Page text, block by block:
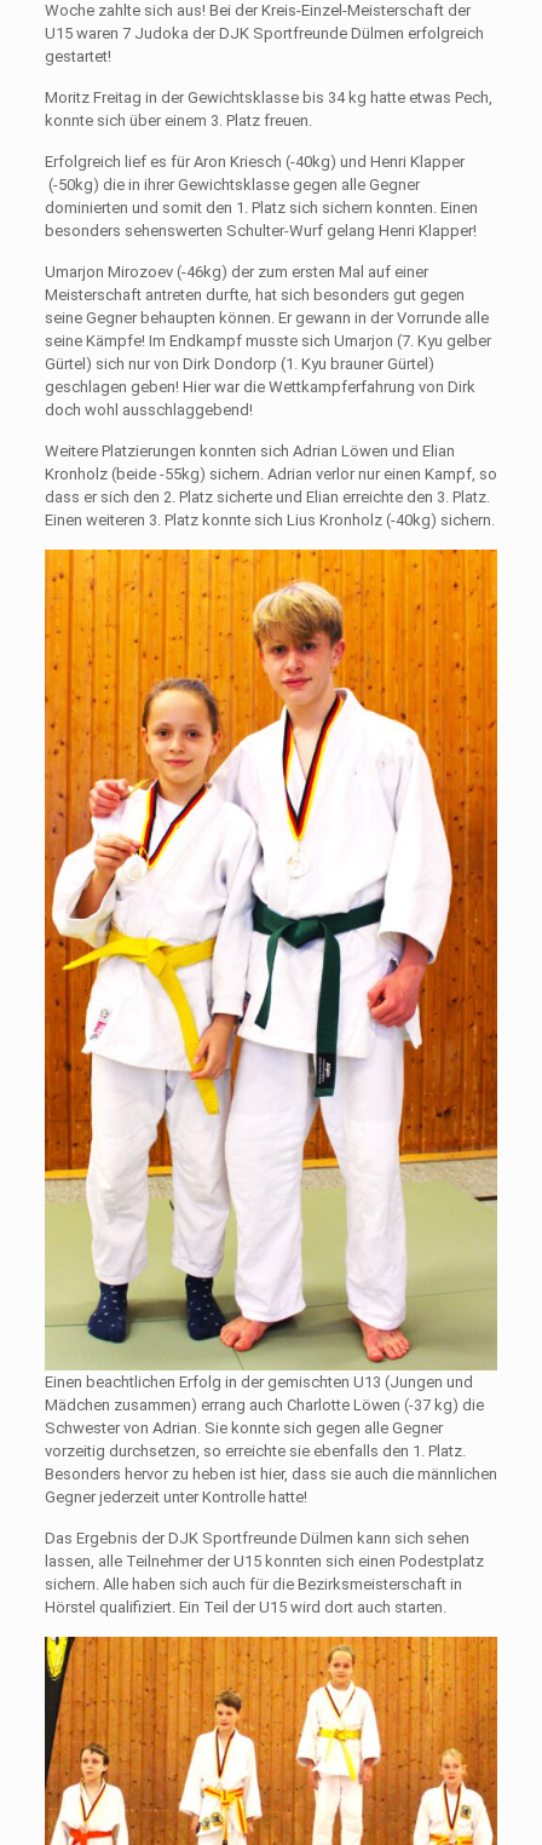
Woche zahlte sich aus! Bei der Kreis-Einzel-Meisterschaft der
U15 waren 7 Judoka der DJK Sportfreunde Dülmen erfolgreich
gestartet!
Moritz Freitag in der Gewichtsklasse bis 34 kg hatte etwas Pech,
konnte sich über einem 3. Platz freuen.
Erfolgreich lief es für Aron Kriesch (-40kg) und Henri Klapper
(-50kg) die in ihrer Gewichtsklasse gegen alle Gegner
dominierten und somit den 1. Platz sich sichern konnten. Einen
besonders sehenswerten Schulter-Wurf gelang Henri Klapper!
Umarjon Mirozoev (-46kg) der zum ersten Mal auf einer
Meisterschaft antreten durfte, hat sich besonders gut gegen
seine Gegner behaupten können. Er gewann in der Vorrunde alle
seine Kämpfe! Im Endkampf musste sich Umarjon (7. Kyu gelber
Gürtel) sich nur von Dirk Dondorp (1. Kyu brauner Gürtel)
geschlagen geben! Hier war die Wettkampferfahrung von Dirk
doch wohl ausschlaggebend!
Weitere Platzierungen konnten sich Adrian Löwen und Elian
Kronholz (beide -55kg) sichern. Adrian verlor nur einen Kampf, so
dass er sich den 2. Platz sicherte und Elian erreichte den 3. Platz.
Einen weiteren 3. Platz konnte sich Lius Kronholz (-40kg) sichern.
Einen beachtlichen Erfolg in der gemischten U13 (Jungen und
Mädchen zusammen) errang auch Charlotte Löwen (-37 kg) die
Schwester von Adrian. Sie konnte sich gegen alle Gegner
vorzeitig durchsetzen, so erreichte sie ebenfalls den 1. Platz.
Besonders hervor zu heben ist hier, dass sie auch die männlichen
Gegner jederzeit unter Kontrolle hatte!
Das Ergebnis der DJK Sportfreunde Dülmen kann sich sehen
lassen, alle Teilnehmer der U15 konnten sich einen Podestplatz
sichern. Alle haben sich auch für die Bezirksmeisterschaft in
Hörstel qualifiziert. Ein Teil der U15 wird dort auch starten.